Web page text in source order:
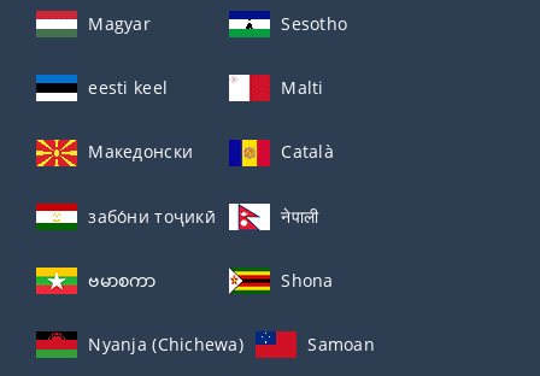
Magyar Sesotho
eesti keel Malti
Македонски Català
забо́ни тоҷикӣ́ नेपाली
ဗမာစကာ Shona
Nyanja (Chichewa) Samoan